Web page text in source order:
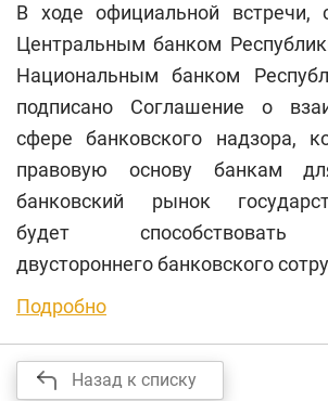
В ходе официальной встречи,
Центральным банком
Национальным банком
подписано Соглашение о
сфере банковского надзора,
правовую основу банкам
банковский рынок
будет способствовать
двустороннего банковского
Подробно
Назад к списку